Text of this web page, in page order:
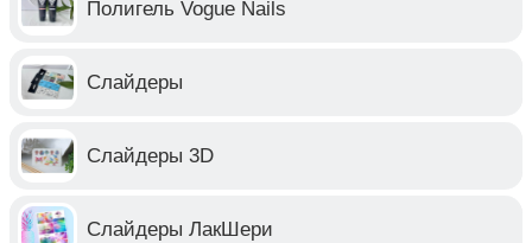
Полигель Vogue Nails
Слайдеры
Слайдеры 3D
Слайдеры ЛакШери